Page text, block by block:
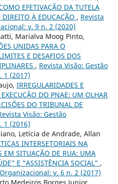
EFETIVAÇÃO DA TUTELA
À EDUCAÇÃO , Revista
v. 9 n. 2 (2020)
Marialva Moog Pinto,
UNIDAS PARA O
E DESAFIOS DOS
, Revista Visão: Gestão
1 (2017)
IRREGULARIDADES E
DO PNAE: UM OLHAR
DO TRIBUNAL DE
Visão: Gestão
1 (2016)
Letícia de Andrade, Allan
INTERSETORIAIS NA
EM SITUAÇÃO DE RUA: UMA
E “ASSISTÊNCIA SOCIAL” ,
v. 6 n. 2 (2017)
Medeiros Borges Junior,